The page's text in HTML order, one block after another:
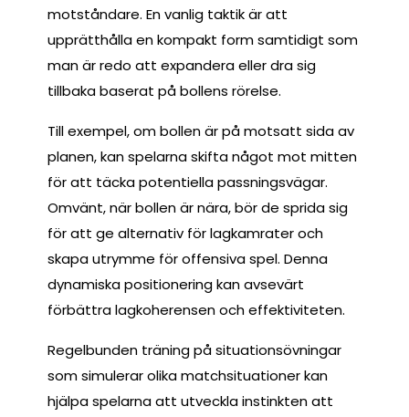
motståndare. En vanlig taktik är att
upprätthålla en kompakt form samtidigt som
man är redo att expandera eller dra sig
tillbaka baserat på bollens rörelse.
Till exempel, om bollen är på motsatt sida av
planen, kan spelarna skifta något mot mitten
för att täcka potentiella passningsvägar.
Omvänt, när bollen är nära, bör de sprida sig
för att ge alternativ för lagkamrater och
skapa utrymme för offensiva spel. Denna
dynamiska positionering kan avsevärt
förbättra lagkoherensen och effektiviteten.
Regelbunden träning på situationsövningar
som simulerar olika matchsituationer kan
hjälpa spelarna att utveckla instinkten att